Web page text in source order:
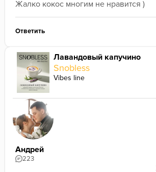
Жалко кокос многим не нравится )
Ответить
Лавандовый капучино
Snobless
Vibes line
Андрей
223